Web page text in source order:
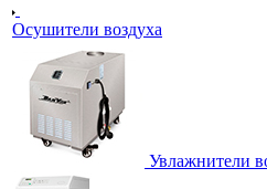
Осушители воздуха
Увлажнители